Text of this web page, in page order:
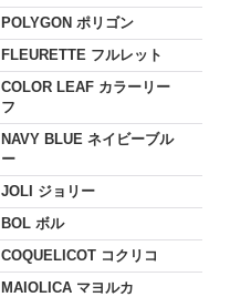
POLYGON ポリゴン
FLEURETTE フルレット
COLOR LEAF カラーリー
フ
NAVY BLUE ネイビーブル
ー
JOLI ジョリー
BOL ボル
COQUELICOT コクリコ
MAIOLICA マヨルカ